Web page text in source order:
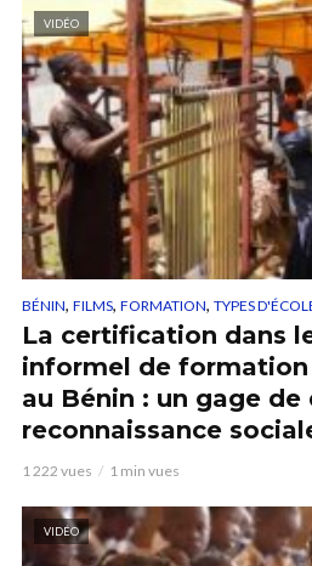
VIDÉO
BÉNIN, FILMS, FORMATION, TYPES
La certification dans
informel de
au Bénin : un gage
reconnaissance
1 222 vues 1 min vues
VIDÉO